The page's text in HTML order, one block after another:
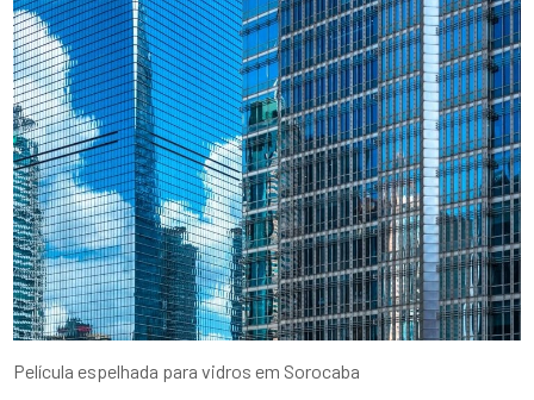
Película espelhada para vidros em Sorocaba